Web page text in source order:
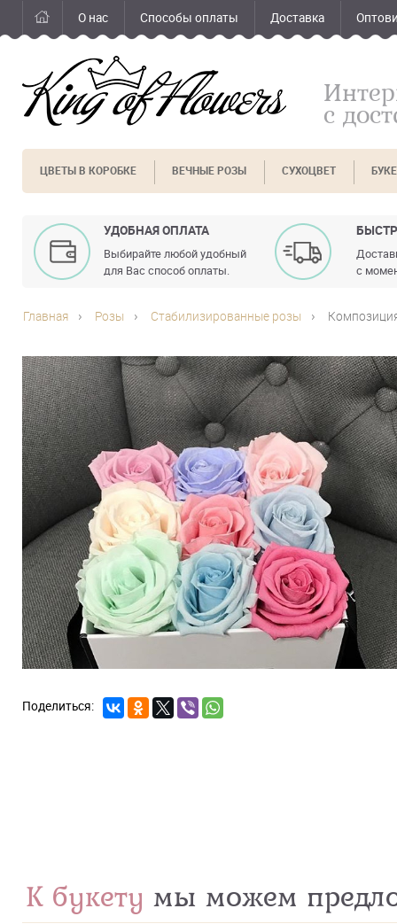
О нас Способы оплаты Доставка
с
ЦВЕТЫ В КОРОБКЕ ВЕЧНЫЕ РОЗЫ СУХОЦВЕТ
УДОБНАЯ ОПЛАТА
Выбирайте любой удобный
для Вас способ оплаты.
с
Главная Розы Стабилизированные розы
К букету мы можем